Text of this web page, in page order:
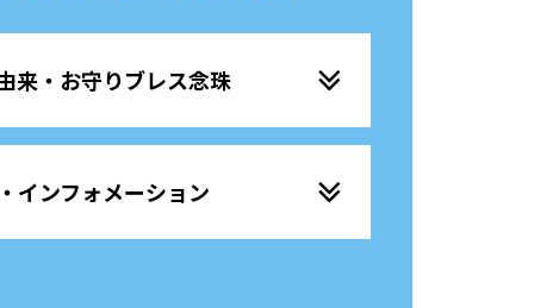
来・お守りブレス念珠
インフォメーション